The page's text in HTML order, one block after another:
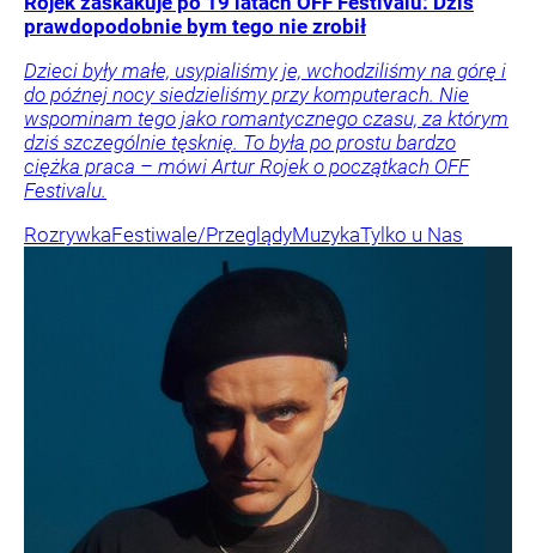
prawdopodobnie bym tego nie zrobił
Dzieci były małe, usypialiśmy je, wchodziliśmy na górę i
do późnej nocy siedzieliśmy przy komputerach. Nie
wspominam tego jako romantycznego czasu, za którym
dziś szczególnie tęsknię. To była po prostu bardzo
ciężka praca – mówi Artur Rojek o początkach OFF
Festivalu.
RozrywkaFestiwale/PrzeglądyMuzykaTylko u Nas